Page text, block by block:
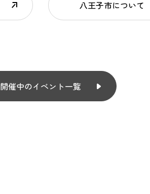
八王子市について
開催中のイベント一覧